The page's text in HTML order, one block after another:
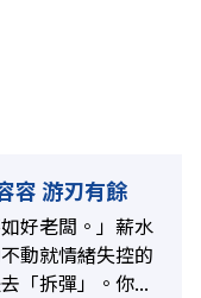
容 游刃有餘
好老闆。」薪水
動就情緒失控的
「拆彈」。你...